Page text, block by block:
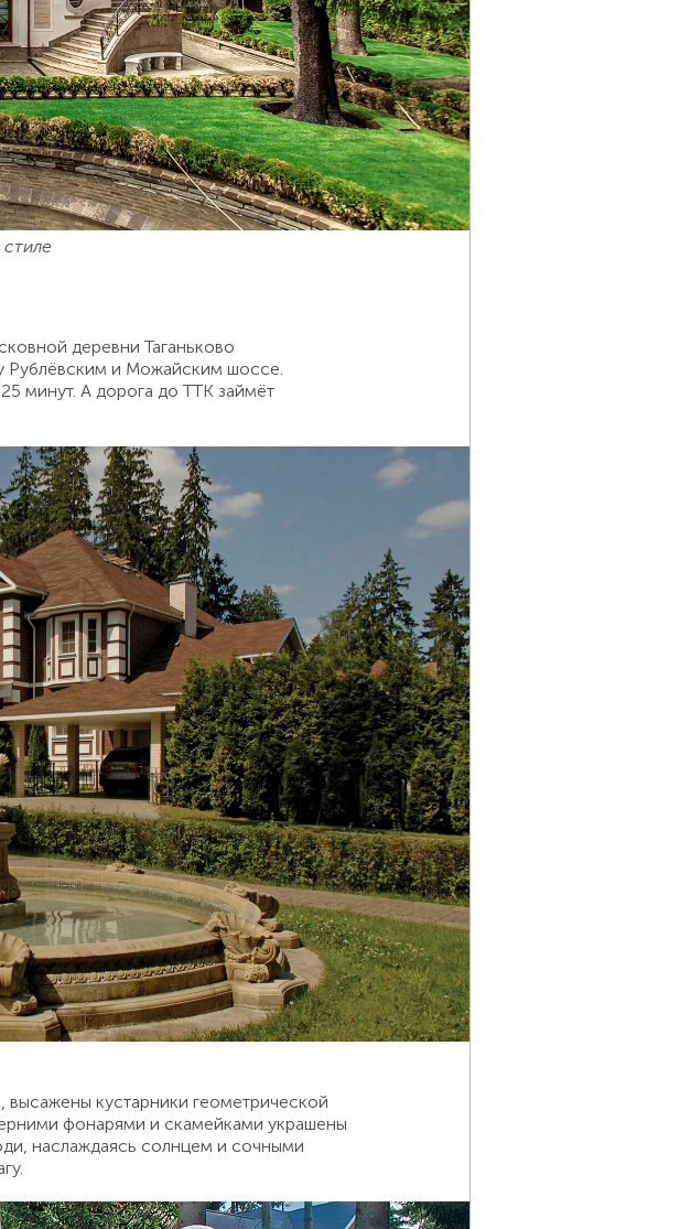
деревни Таганьково
Рублёвским и Можайским шоссе.
минут. А дорога до ТТК займёт
высажены кустарники геометрической
фонарями и скамейками украшены
наслаждаясь солнцем и сочными